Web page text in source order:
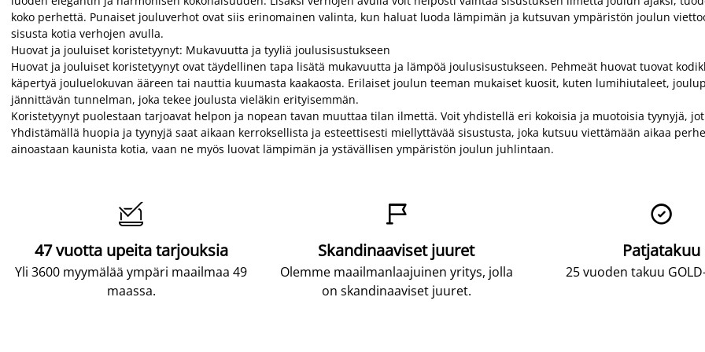
koko perhettä. Punaiset jouluverhot ovat siis erinomainen valinta, kun haluat luoda lämpimän ja kutsuvan ympäristön joulun
sisusta kotia verhojen avulla.
Huovat ja jouluiset koristetyynyt: Mukavuutta ja tyyliä joulusisustukseen
Huovat ja jouluiset koristetyynyt ovat täydellinen tapa lisätä mukavuutta ja lämpöä joulusisustukseen. Pehmeät huovat tuovat
käpertyä jouluelokuvan ääreen tai nauttia kuumasta kaakaosta. Erilaiset joulun teeman mukaiset kuosit, kuten lumihiutaleet,
jännittävän tunnelman, joka tekee joulusta vieläkin erityisemmän.
Koristetyynyt puolestaan tarjoavat helpon ja nopean tavan muuttaa tilan ilmettä. Voit yhdistellä eri kokoisia ja muotoisia tyynyjä,
Yhdistämällä huopia ja tyynyjä saat aikaan kerroksellista ja esteettisesti miellyttävää sisustusta, joka kutsuu viettämään aikaa
ainoastaan kaunista kotia, vaan ne myös luovat lämpimän ja ystävällisen ympäristön joulun juhlintaan.

47 vuotta upeita tarjouksia
Yli 3600 myymälää ympäri maailmaa 49
maassa.

Skandinaaviset juuret
Olemme maailmanlaajuinen yritys, jolla
on skandinaaviset juuret.

Patjatakuu
25 vuoden takuu